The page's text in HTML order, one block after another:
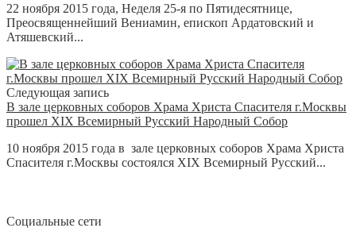
22 ноября 2015 года, Неделя 25-я по Пятидесятнице,
Преосвященнейший Вениамин, епископ Ардатовский и
Атяшевский...
Следующая запись
В зале церковных соборов Храма Христа Спасителя г.Москвы
прошел XIX Всемирный Русский Народный Собор
10 ноября 2015 года в зале церковных соборов Храма Христа
Спасителя г.Москвы состоялся XIX Всемирный Русский...
Социальные сети